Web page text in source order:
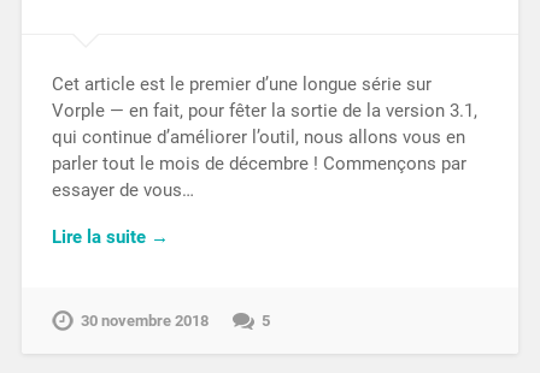
Cet article est le premier d’une longue série sur
Vorple — en fait, pour fêter la sortie de la version 3.1,
qui continue d’améliorer l’outil, nous allons vous en
parler tout le mois de décembre ! Commençons par
essayer de vous…
Lire la suite →
30 novembre 2018 5